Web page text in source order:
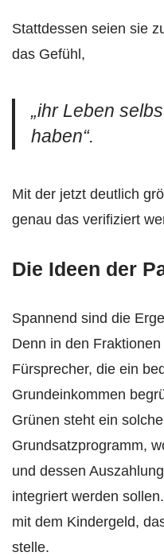
Stattdessen seien sie
das Gefühl,
„ihr Leben
haben“.
Mit der jetzt deutlich
genau das verifiziert
Die Ideen der
Spannend sind die
Denn in den
Fürsprecher, die ein
Grundeinkommen
Grünen steht ein
Grundsatzprogramm,
und dessen
integriert werden
mit dem Kindergeld,
stelle.